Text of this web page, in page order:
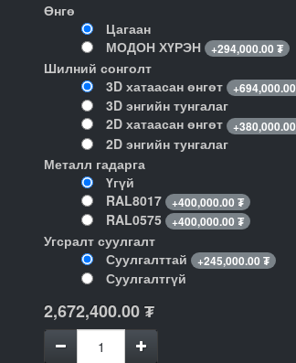
Өнгө
Цагаан
МОДОН ХҮРЭН
+294,000.00 ₮
Шилний сонголт
3D хатаасан өнгөт
+694,000.00
3D энгийн тунгалаг
2D хатаасан өнгөт
+380,000.00
2D энгийн тунгалаг
Металл гадарга
Үгүй
RAL8017
+400,000.00 ₮
RAL0575 +400,000.00 ₮
Угсралт суулгалт
Суулгалттай
+245,000.00 ₮
Суулгалтгүй
2,672,400.00₮